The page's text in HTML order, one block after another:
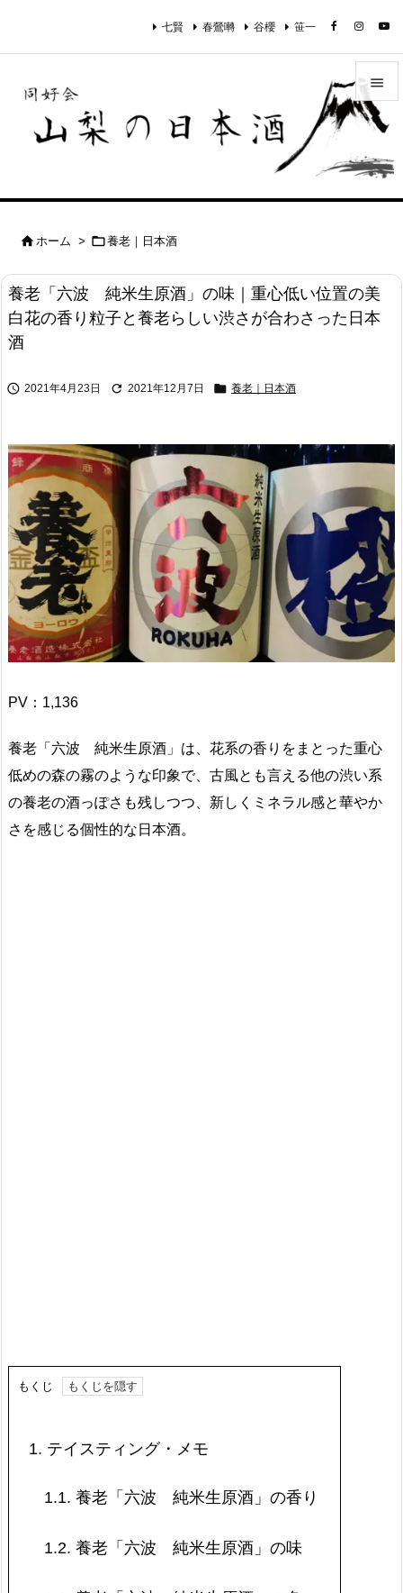



次へ

七賢 春鶯囀 谷櫻 笹一
 ホーム > 養老｜日本酒
養老「六波 純米生原酒」の味｜重心低い位置の美
白花の香り粒子と養老らしい渋さが合わさった日本
酒
 2021年4月23日  2021年12月7日  養老｜日本酒
PV： 1,136
養老「六波 純米生原酒」は、花系の香りをまとった重心
低めの森の霧のような印象で、古風とも言える他の渋い系
の養老の酒っぽさも残しつつ、新しくミネラル感と華やか
さを感じる個性的な日本酒。
もくじ
1. テイスティング・メモ
1.1. 養老「六波 純米生原酒」の香り
1.2. 養老「六波 純米生原酒」の味